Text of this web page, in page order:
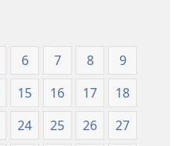
6 7 8
9
15 16 17
18
24 25 26
27